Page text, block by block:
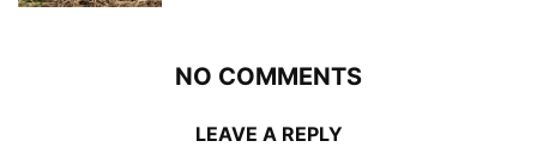
NO COMMENTS
LEAVE A REPLY